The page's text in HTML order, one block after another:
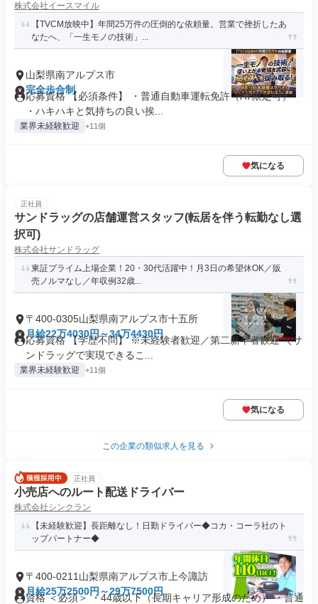
株式会社イースマイル
【TVCM放映中】年間25万件の圧倒的な依頼量。営業で挫折したあ
なたへ、「一生モノの技術」...
山梨県南アルプス市
完全歩合制
応募資格 【必須条件】 ・普通自動車運転免許（AT限定可）
・ハキハキと気持ちの良い挨...
業界未経験歓迎 +11個
気になる
正社員
サンドラッグの店舗運営スタッフ(転居を伴う転勤なし選
択可)
株式会社サンドラッグ
東証プライム上場企業！20・30代活躍中！月3日の希望休OK／販
売ノルマなし／年収例32歳...
〒400-0305山梨県南アルプス市十五所
月給22万4030円～34万4430円
応募資格 【学歴不問】 ※未経験者歓迎／第二新卒者歓迎 ＼サ
ンドラッグで実現できるこ...
業界未経験歓迎 +11個
気になる
この企業の類似求人を見る
正社員
小売店へのルート配送ドライバー
株式会社シンクラン
【未経験歓迎】長距離なし！日勤ドライバー◆コカ・コーラ社のト
ップパートナー◆
〒400-0211山梨県南アルプス市上今諏訪
月給25万2500円～29万7500円
資格 ＜必須＞ ・44歳以下（長期キャリア形成のため） ・普通